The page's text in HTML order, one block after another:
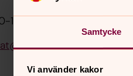
Samtycke
Vi använder kakor
tis, tor 13-15 Tel: 0670-